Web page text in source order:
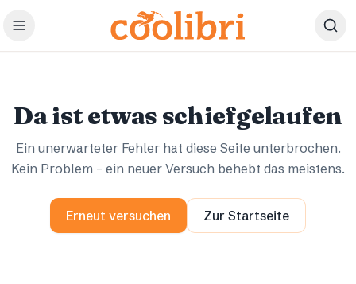
Zum Hauptinhalt springen
Da ist etwas schiefgelaufen
Ein unerwarteter Fehler hat diese Seite unterbrochen.
Kein Problem – ein neuer Versuch behebt das meistens.
Erneut versuchen Zur Startseite